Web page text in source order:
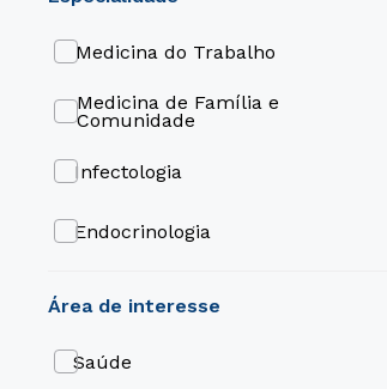
área de interesse
Saúde
Medicina do Trabalho
Medicina de Família e
Comunidade
Infectologia
Endocrinologia